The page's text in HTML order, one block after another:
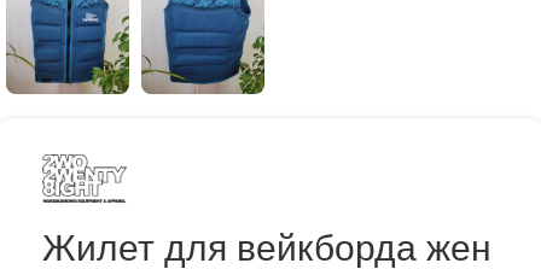
Жилет для вейкборда жен